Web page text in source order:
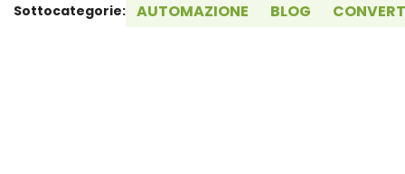
Sottocategorie: AUTOMAZIONE BLOG